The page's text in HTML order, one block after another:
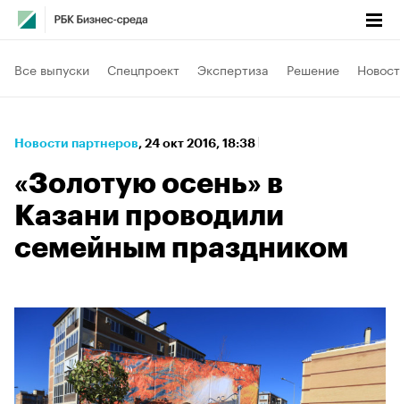
Все выпуски Спецпроект Экспертиза Решение
Новости партнеров⁠, 24 окт 2016, 18:38
«Золотую осень» в
Казани проводили
семейным праздником